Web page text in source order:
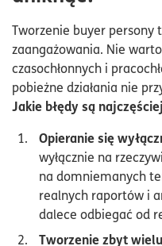
Tworzenie buyer persony
zaangażowania. Nie
czasochłonnych i
pobieżne działania nie
Jakie błędy są
Opieranie się
wyłącznie na
na domniemanych
realnych raportów i
dalece odbiegać od
Tworzenie zbyt